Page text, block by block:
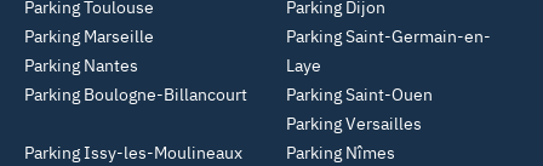
Parking Toulouse
Parking Marseille
Parking Nantes
Parking Boulogne-Billancourt
Parking Dijon
Parking Saint-Germain-en-
Laye
Parking Saint-Ouen
Parking Versailles
Parking Issy-les-Moulineaux
Parking Nîmes